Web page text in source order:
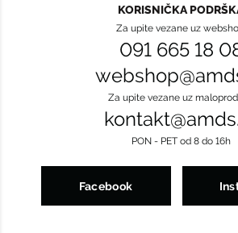
KORISNIČKA
Za upite vezane uz
091 665 18
Za upite vezane uz
PON - PET od 8 do 16h
Facebook